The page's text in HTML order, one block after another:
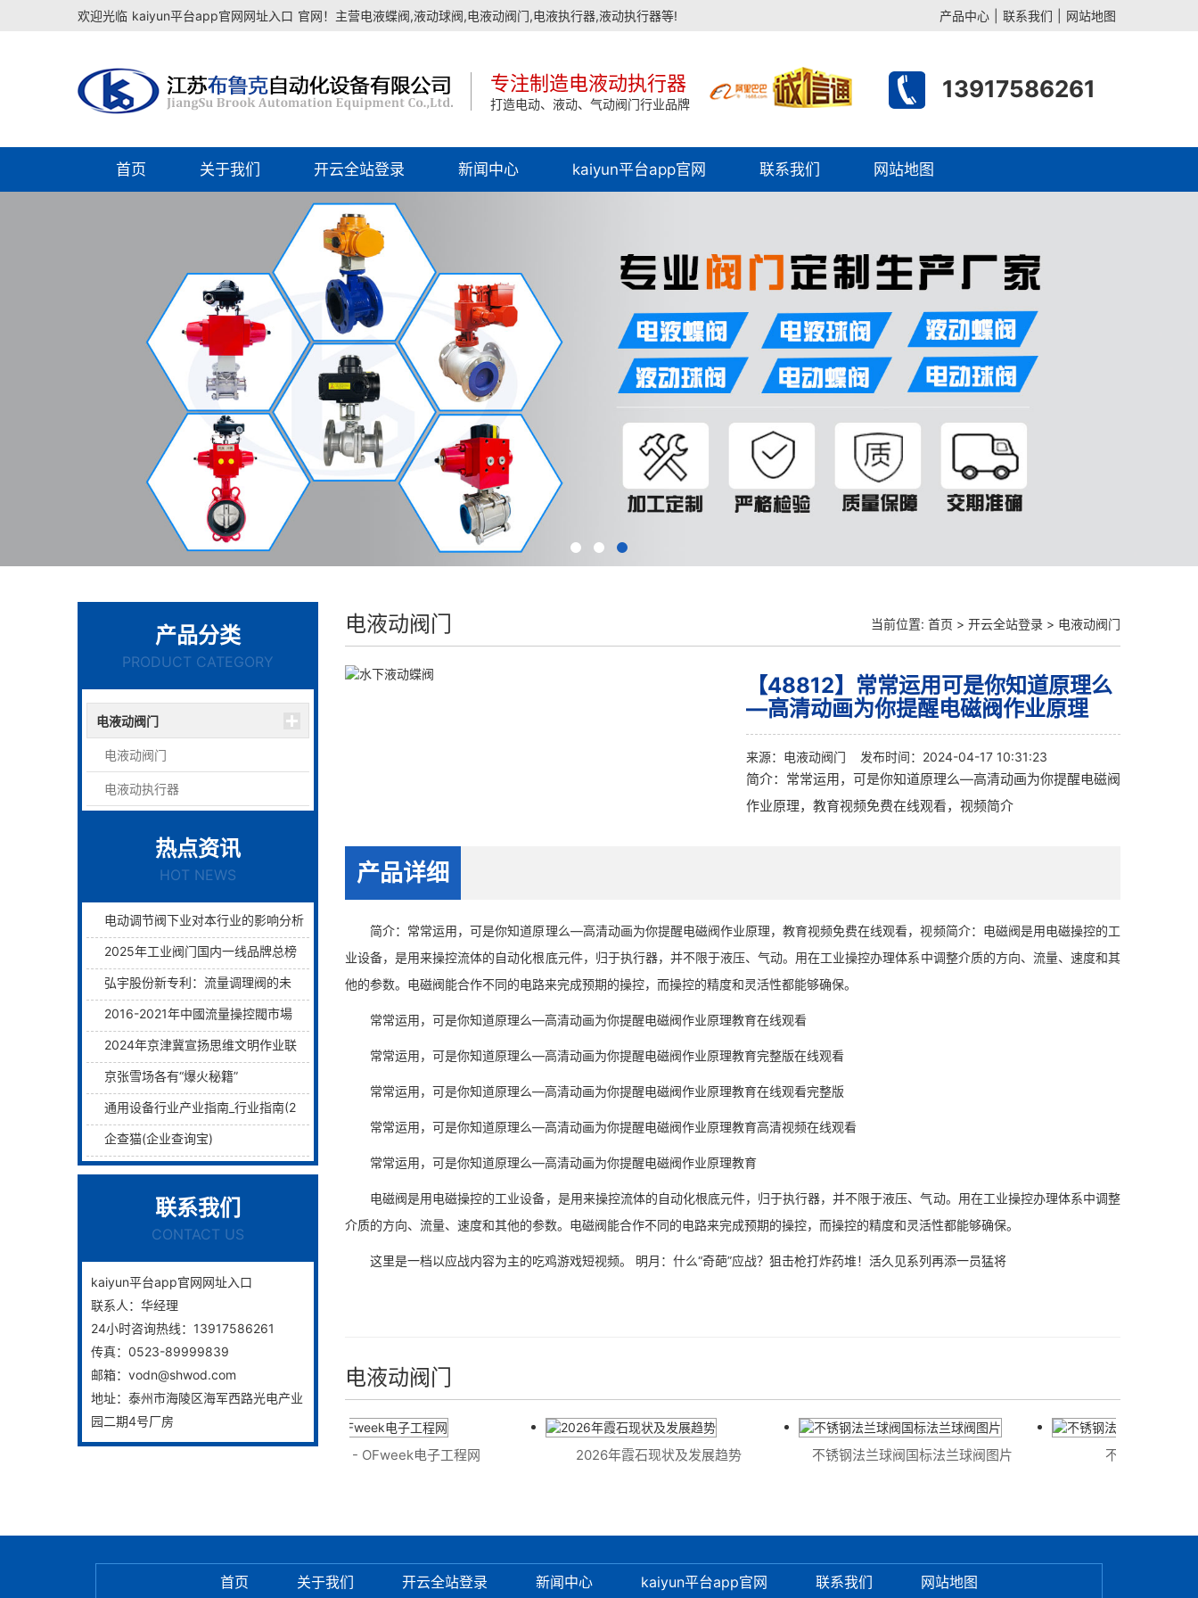
欢迎光临 kaiyun平台app官网网址入口 官网！主营电液蝶阀,液动球阀,电液动阀门,电液执行器,液动执行器等! 产品中心 联系我们 网站地图
专注制造电液动执行器
打造电动、液动、气动阀门行业品牌
13917586261
首页 关于我们 开云全站登录 新闻中心 kaiyun平台app官网 联系我们 网站地图
产品分类
PRODUCT CATEGORY
电液动阀门
电液动阀门
电液动执行器
热点资讯
HOT NEWS
电动调节阀下业对本行业的影响分析
2025年工业阀门国内一线品牌总榜单前十名
弘宇股份新专利：流量调理阀的未来已来过滤与调理两层护航！
2016-2021年中國流量操控閥市場远景及融資戰略咨詢報告
2024年京津冀宣扬思维文明作业联席会议在津举行
京张雪场各有“爆火秘籍”
通用设备行业产业指南_行业指南(2)_前瞻 - 前瞻网
企查猫(企业查询宝)
联系我们
CONTACT US
kaiyun平台app官网网址入口
联系人： 华经理
24小时咨询热线： 13917586261
传真： 0523-89999839
邮箱： vodn@shwod.com
地址： 泰州市海陵区海军西路光电产业
园二期4号厂房
电液动阀门 当前位置: 首页 > 开云全站登录 > 电液动阀门
【48812】常常运用可是你知道原理么
—高清动画为你提醒电磁阀作业原理
来源： 电液动阀门 发布时间：2024-04-17 10:31:23
简介：常常运用，可是你知道原理么—高清动画为你提醒电磁阀
作业原理，教育视频免费在线观看，视频简介
产品详细
简介：常常运用，可是你知道原理么—高清动画为你提醒电磁阀作业原理，教育视频免费在线观看，视频简介：电磁阀是用电磁操控的工
业设备，是用来操控流体的自动化根底元件，归于执行器，并不限于液压、气动。用在工业操控办理体系中调整介质的方向、流量、速度和其
他的参数。电磁阀能合作不同的电路来完成预期的操控，而操控的精度和灵活性都能够确保。
常常运用，可是你知道原理么—高清动画为你提醒电磁阀作业原理教育在线观看
常常运用，可是你知道原理么—高清动画为你提醒电磁阀作业原理教育完整版在线观看
常常运用，可是你知道原理么—高清动画为你提醒电磁阀作业原理教育在线观看完整版
常常运用，可是你知道原理么—高清动画为你提醒电磁阀作业原理教育高清视频在线观看
常常运用，可是你知道原理么—高清动画为你提醒电磁阀作业原理教育
电磁阀是用电磁操控的工业设备，是用来操控流体的自动化根底元件，归于执行器，并不限于液压、气动。用在工业操控办理体系中调整
介质的方向、流量、速度和其他的参数。电磁阀能合作不同的电路来完成预期的操控，而操控的精度和灵活性都能够确保。
这里是一档以应战内容为主的吃鸡游戏短视频。 明月：什么“奇葩”应战？狙击枪打炸药堆！活久见系列再添一员猛将
电液动阀门
5G - OFweek电子工程网 2026年霞石现状及发展趋势 不锈钢法兰球阀国标法兰球阀图片 不锈钢法兰球阀
首页 关于我们 开云全站登录 新闻中心 kaiyun平台app官网 联系我们 网站地图